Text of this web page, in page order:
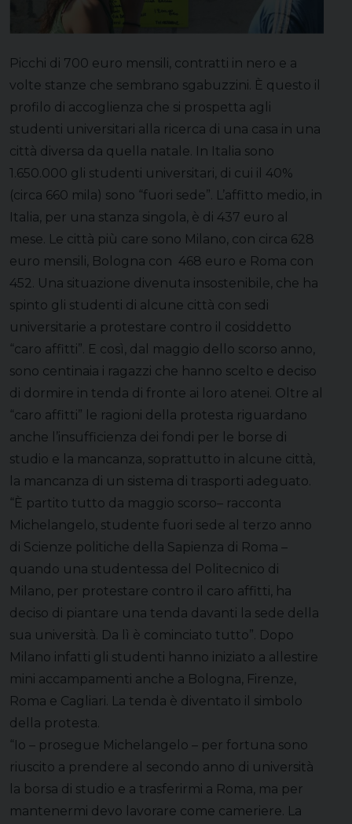
Picchi di 700 euro mensili, contratti in nero e a
volte stanze che sembrano sgabuzzini. È questo il
profilo di accoglienza che si prospetta agli
studenti universitari alla ricerca di una casa in una
città diversa da quella natale. In Italia sono
1.650.000 gli studenti universitari, di cui il 40%
(circa 660 mila) sono “fuori sede”. L’affitto medio, in
Italia, per una stanza singola, è di 437 euro al
mese. Le città più care sono Milano, con circa 628
euro mensili, Bologna con 468 euro e Roma con
452. Una situazione divenuta insostenibile, che ha
spinto gli studenti di alcune città con sedi
universitarie a protestare contro il cosiddetto
“caro affitti”. E così, dal maggio dello scorso anno,
sono centinaia i ragazzi che hanno scelto e deciso
di dormire in tenda di fronte ai loro atenei. Oltre al
“caro affitti” le ragioni della protesta riguardano
anche l’insufficienza dei fondi per le borse di
studio e la mancanza, soprattutto in alcune città,
la mancanza di un sistema di trasporti adeguato.
“È partito tutto da maggio scorso– racconta
Michelangelo, studente fuori sede al terzo anno
di Scienze politiche della Sapienza di Roma –
quando una studentessa del Politecnico di
Milano, per protestare contro il caro affitti, ha
deciso di piantare una tenda davanti la sede della
sua università. Da lì è cominciato tutto”. Dopo
Milano infatti gli studenti hanno iniziato a allestire
mini accampamenti anche a Bologna, Firenze,
Roma e Cagliari. La tenda è diventato il simbolo
della protesta.
“Io – prosegue Michelangelo – per fortuna sono
riuscito a prendere al secondo anno di università
la borsa di studio e a trasferirmi a Roma, ma per
mantenermi devo lavorare come cameriere. La